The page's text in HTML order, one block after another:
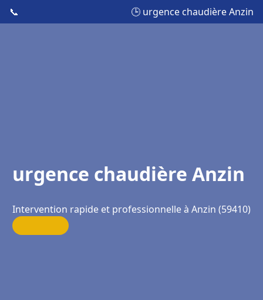
📞 🕒 urgence chaudière Anzin
urgence chaudière Anzin
Intervention rapide et professionnelle à Anzin (59410)